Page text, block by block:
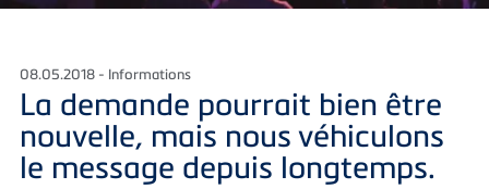
08.05.2018 - Informations
La demande pourrait bien être
nouvelle, mais nous véhiculons
le message depuis longtemps.